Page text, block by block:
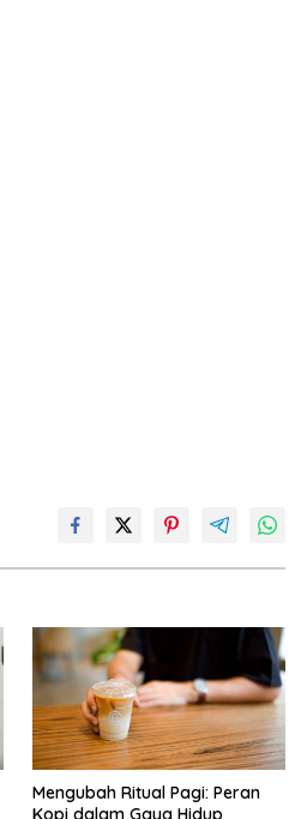
Mengubah Ritual Pagi: Peran
Kopi dalam Gaya Hidup